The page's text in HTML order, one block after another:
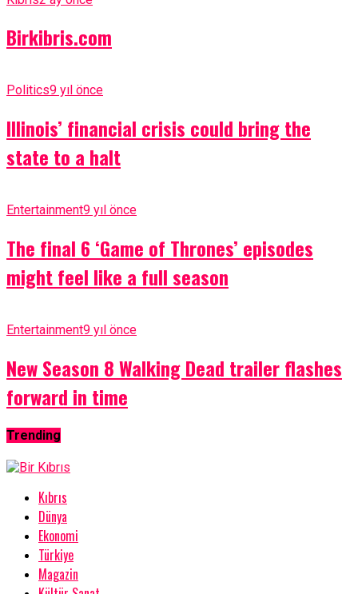
Birkibris.com
Politics9 yıl önce
Illinois’ financial crisis could bring the
state to a halt
Entertainment9 yıl önce
The final 6 ‘Game of Thrones’ episodes
might feel like a full season
Entertainment9 yıl önce
New Season 8 Walking Dead trailer flashes
forward in time
Trending
Kıbrıs
Dünya
Ekonomi
Türkiye
Magazin